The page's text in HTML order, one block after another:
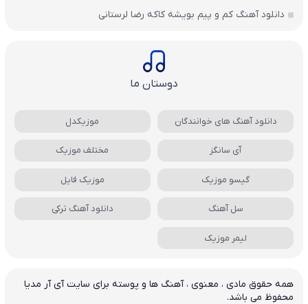
دانلود آهنگ کم و پیم بویشه کاکه رضا لرستانی
دوستان ما
دانلود آهنگ های خوانندگان موزیکدل
آی سانگز مختلف موزیک
گیسو موزیک موزیک فایل
سل آهنگ دانلود آهنگ ترکی
لیمر موزیک
همه حقوق مادی ، معنوی ، آهنگ ها و پوسته برای سایت آی آر مدیا
محفوظ می باشد.